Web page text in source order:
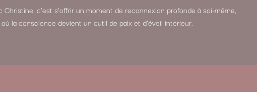
Christine, c’est s’offrir un moment de reconnexion profonde à soi-même,
la conscience devient un outil de paix et d’éveil intérieur.